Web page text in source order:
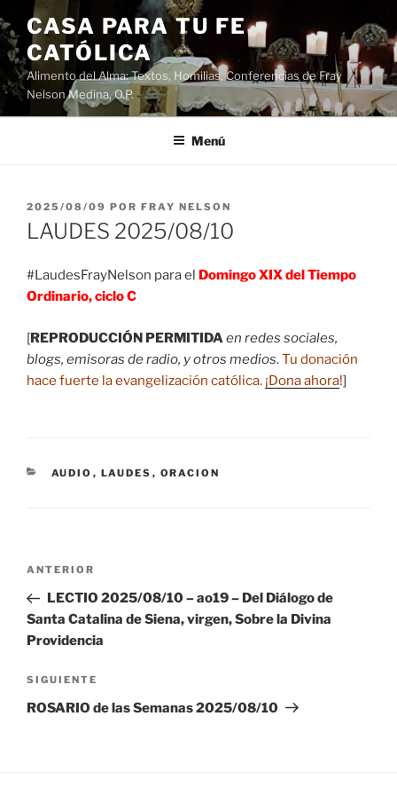
Saltar
al
contenido
CASA PARA TU FE
CATÓLICA
Alimento del Alma: Textos, Homilias, Conferencias de Fray
Nelson Medina, O.P.
Menú
PUBLICADO
EL
2025/08/09 POR FRAY NELSON
LAUDES 2025/08/10
#LaudesFrayNelson para el Domingo XIX del Tiempo
Ordinario, ciclo C
[REPRODUCCIÓN PERMITIDAen redes sociales,
blogs, emisoras de radio, y otros medios.Tu donación
hace fuerte la evangelización católica. ¡Dona ahora!]
CATEGORÍAS
AUDIO , LAUDES , ORACION
Navegación
entradas
Entrada
anterior:
ANTERIOR
LECTIO 2025/08/10 – ao19 – Del Diálogo de
Santa Catalina de Siena, virgen, Sobre la Divina
Providencia
Siguiente
entrada
SIGUIENTE
ROSARIO de las Semanas 2025/08/10